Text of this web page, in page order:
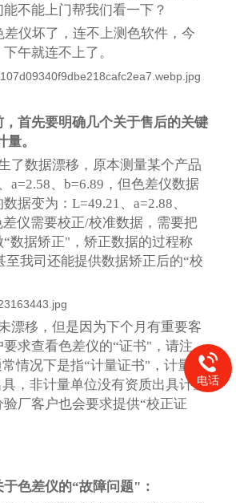
不能上门帮我们看一下？
差仪坏了，连不上测色软件，今
午就连不上了。
，首先要明确几个关于售后的关键
。
了数据漂移，原本测量某个产品
a=2.58、b=6.89，但色差仪数据
据变为：L=49.21、a=2.88、
仪需要校正/校准数据，需要把
数据矫正"，矫正数据的过程称
至我司还能提供数据矫正后的“校
漂移，但是因为下个月有重要客
要求查看色差仪的“证书"，请注
情况下是指“计量证书"，计量证
，非计量单位没有资质出具计量
厂客户也会要求提供“校正证
色差仪的“故障问题"：
电话